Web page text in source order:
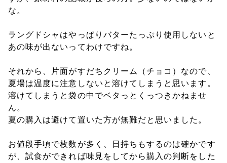
な。
ラングドシャはやっぱりバターたっぷり使用しないと
あの味が出ないってわけですね。
それから、片面がすだちクリーム（チョコ）なので、
夏場は温度に注意しないと溶けてしまうと思います。
溶けてしまうと袋の中でベタっとくっつきかねませ
ん。
夏の購入は避けて置いた方が無難だと思いました。
お値段手頃で枚数が多く、日持ちもするのは確かです
が、試食ができれば味見をしてから購入の判断をした